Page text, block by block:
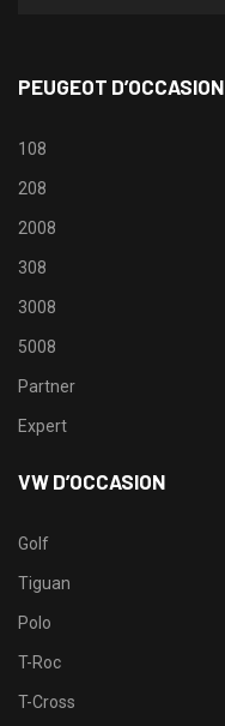
PEUGEOT D’OCCASION
108
208
2008
308
3008
5008
Partner
Expert
VW D’OCCASION
Golf
Tiguan
Polo
T-Roc
T-Cross